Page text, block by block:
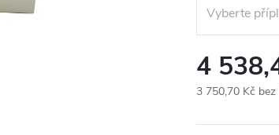
4
3 750,70 Kč
cena: